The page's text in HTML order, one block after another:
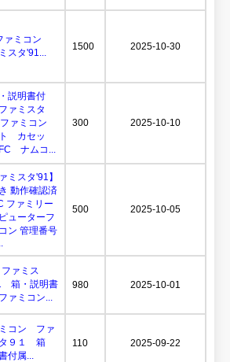
ァミコン
スタ'91...
1500 2025-10-30
・説明書付
ァミスタ
ァミコン
カセッ
ナムコ...
300 2025-10-10
ミスタ'91】
動作確認済
ファミリー
ューターフ
ン 管理番号
500 2025-10-05
ァミス
箱・説明書
ミコン...
980 2025-10-01
コン ファ
タ９１ 箱
付属...
110 2025-09-22